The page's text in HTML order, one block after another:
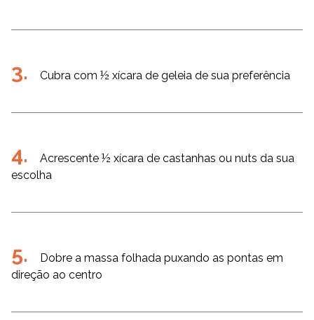
Cubra com ½ xícara de geleia de sua preferência
Acrescente ½ xícara de castanhas ou nuts da sua
escolha
Dobre a massa folhada puxando as pontas em
direção ao centro